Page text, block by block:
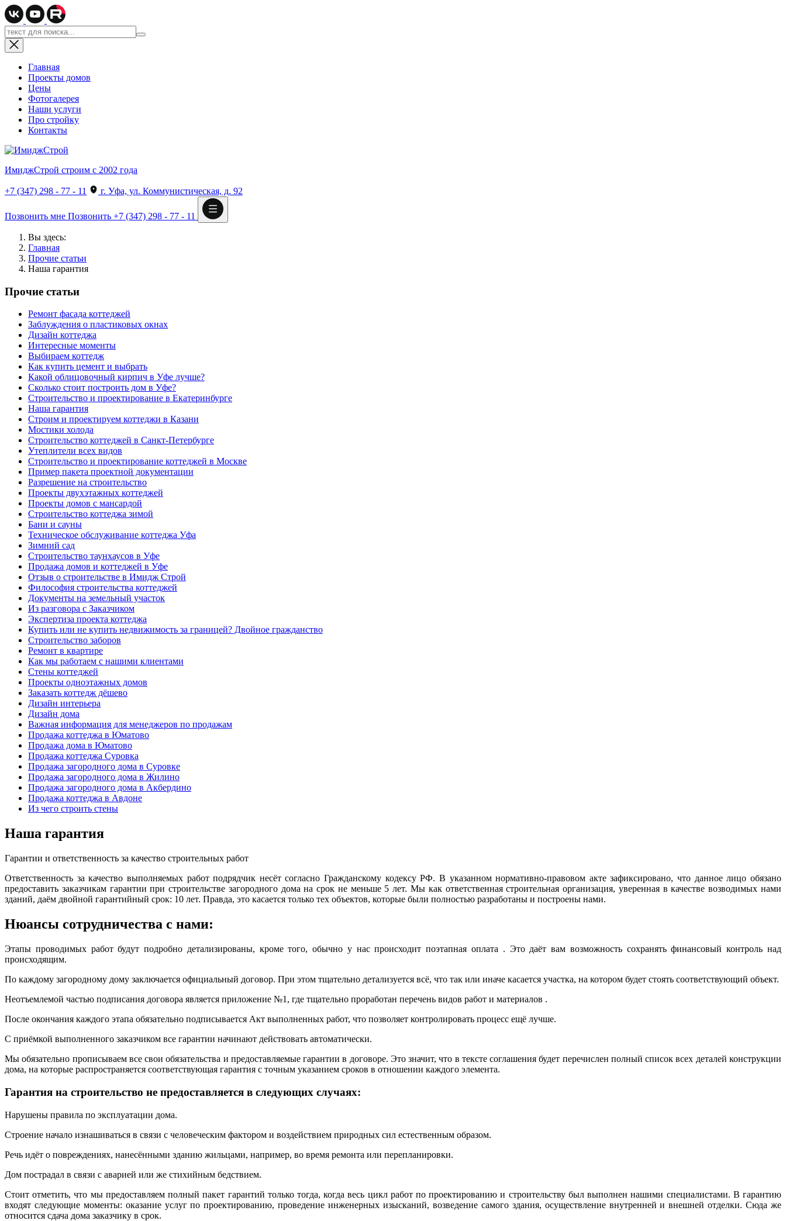
Главная
Проекты домов
Цены
Фотогалерея
Наши услуги
Про стройку
Контакты
ИмиджСтрой строим с 2002 года
+7 (347) 298 - 77 - 11 г. Уфа, ул. Коммунистическая, д. 92
Позвонить мне Позвонить +7 (347) 298 - 77 - 11
Вы здесь:
Главная
Прочие статьи
Наша гарантия
Прочие статьи
Ремонт фасада коттеджей
Заблуждения о пластиковых окнах
Дизайн коттеджа
Интересные моменты
Выбираем коттедж
Как купить цемент и выбрать
Какой облицовочный кирпич в Уфе лучше?
Сколько стоит построить дом в Уфе?
Строительство и проектирование в Екатеринбурге
Наша гарантия
Строим и проектируем коттеджи в Казани
Мостики холода
Строительство коттеджей в Санкт-Петербурге
Утеплители всех видов
Строительство и проектирование коттеджей в Москве
Пример пакета проектной документации
Разрешение на строительство
Проекты двухэтажных коттеджей
Проекты домов с мансардой
Строительство коттеджа зимой
Бани и сауны
Техническое обслуживание коттеджа Уфа
Зимний сад
Строительство таунхаусов в Уфе
Продажа домов и коттеджей в Уфе
Отзыв о строительстве в Имидж Строй
Философия строительства коттеджей
Документы на земельный участок
Из разговора с Заказчиком
Экспертиза проекта коттеджа
Купить или не купить недвижимость за границей? Двойное гражданство
Строительство заборов
Ремонт в квартире
Как мы работаем с нашими клиентами
Стены коттеджей
Проекты одноэтажных домов
Заказать коттедж дёшево
Дизайн интерьера
Дизайн дома
Важная информация для менеджеров по продажам
Продажа коттеджа в Юматово
Продажа дома в Юматово
Продажа коттеджа Суровка
Продажа загородного дома в Суровке
Продажа загородного дома в Жилино
Продажа загородного дома в Акбердино
Продажа коттеджа в Авдоне
Из чего строить стены
Наша гарантия
Гарантии и ответственность за качество строительных работ
Ответственность за качество выполняемых работ подрядчик несёт согласно Гражданскому кодексу РФ. В указанном нормативно-правовом акте зафиксировано, что данное лицо обязано
предоставить заказчикам гарантии при строительстве загородного дома на срок не меньше 5 лет. Мы как ответственная строительная организация, уверенная в качестве возводимых нами
зданий, даём двойной гарантийный срок: 10 лет. Правда, это касается только тех объектов, которые были полностью разработаны и построены нами.
Нюансы сотрудничества с нами:
Этапы проводимых работ будут подробно детализированы, кроме того, обычно у нас происходит поэтапная оплата . Это даёт вам возможность сохранять финансовый контроль над
происходящим.
По каждому загородному дому заключается официальный договор. При этом тщательно детализуется всё, что так или иначе касается участка, на котором будет стоять соответствующий объект.
Неотъемлемой частью подписания договора является приложение №1, где тщательно проработан перечень видов работ и материалов .
После окончания каждого этапа обязательно подписывается Акт выполненных работ, что позволяет контролировать процесс ещё лучше.
С приёмкой выполненного заказчиком все гарантии начинают действовать автоматически.
Мы обязательно прописываем все свои обязательства и предоставляемые гарантии в договоре. Это значит, что в тексте соглашения будет перечислен полный список всех деталей конструкции
дома, на которые распространяется соответствующая гарантия с точным указанием сроков в отношении каждого элемента.
Гарантия на строительство не предоставляется в следующих случаях:
Нарушены правила по эксплуатации дома.
Строение начало изнашиваться в связи с человеческим фактором и воздействием природных сил естественным образом.
Речь идёт о повреждениях, нанесёнными зданию жильцами, например, во время ремонта или перепланировки.
Дом пострадал в связи с аварией или же стихийным бедствием.
Стоит отметить, что мы предоставляем полный пакет гарантий только тогда, когда весь цикл работ по проектированию и строительству был выполнен нашими специалистами. В гарантию
входят следующие моменты: оказание услуг по проектированию, проведение инженерных изысканий, возведение самого здания, осуществление внутренней и внешней отделки. Сюда же
относится сдача дома заказчику в срок.